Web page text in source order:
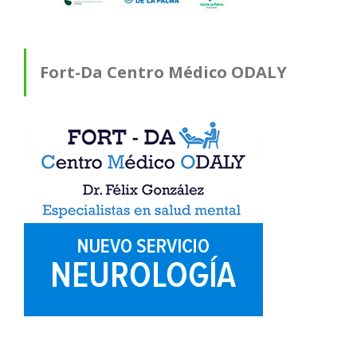
Fort-Da Centro Médico ODALY